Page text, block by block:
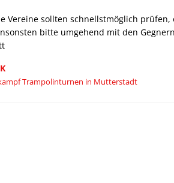
Vereine sollten schnellstmöglich
bitte umgehend mit den
Trampolinturnen in Mutterstadt